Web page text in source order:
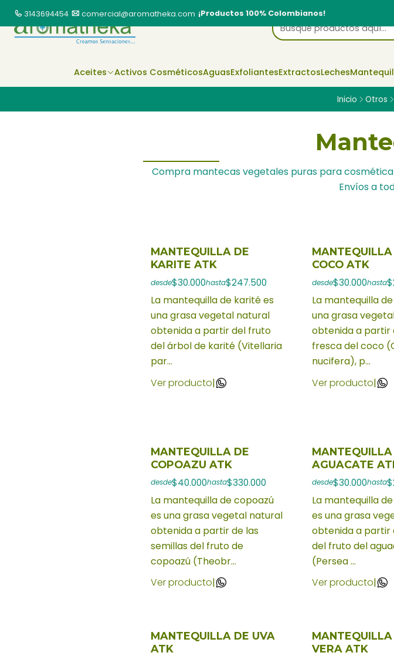
Aceites Activos CosméticosAguasExfoliantesExtractosLeches
3143694454 comercial@aromatheka.com ¡Productos 100% Colombianos!
Inicio Otros
Compra mantecas vegetales puras para
Envíos a
MANTEQUILLA DE
KARITE ATK
desde$30.000hasta$247.500
La mantequilla de karité es
una grasa vegetal natural
obtenida a partir del fruto
del árbol de karité (Vitellaria
par...
Ver producto|
MANTEQUILLA
COCO ATK
desde$30.000hasta
La mantequilla
una grasa
obtenida a partir
fresca del coco
nucifera), p...
Ver producto|
MANTEQUILLA DE
COPOAZU ATK
desde$40.000hasta$330.000
La mantequilla de copoazú
es una grasa vegetal natural
obtenida a partir de las
semillas del fruto de
copoazú (Theobr...
Ver producto|
MANTEQUILLA
AGUACATE
desde$30.000hasta
La mantequilla
es una grasa
obtenida a partir
del fruto del
(Persea ...
Ver producto|
MANTEQUILLA DE UVA
ATK
VERA ATK